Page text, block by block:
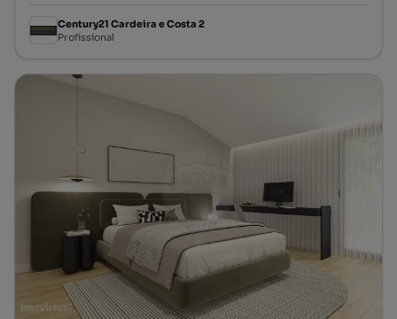
Century21 Cardeira e Costa 2
Profissional